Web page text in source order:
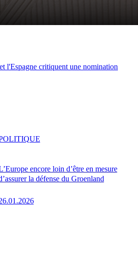
l'Espagne critiquent une nomination
encore loin d’être en mesure
la défense du Groenland